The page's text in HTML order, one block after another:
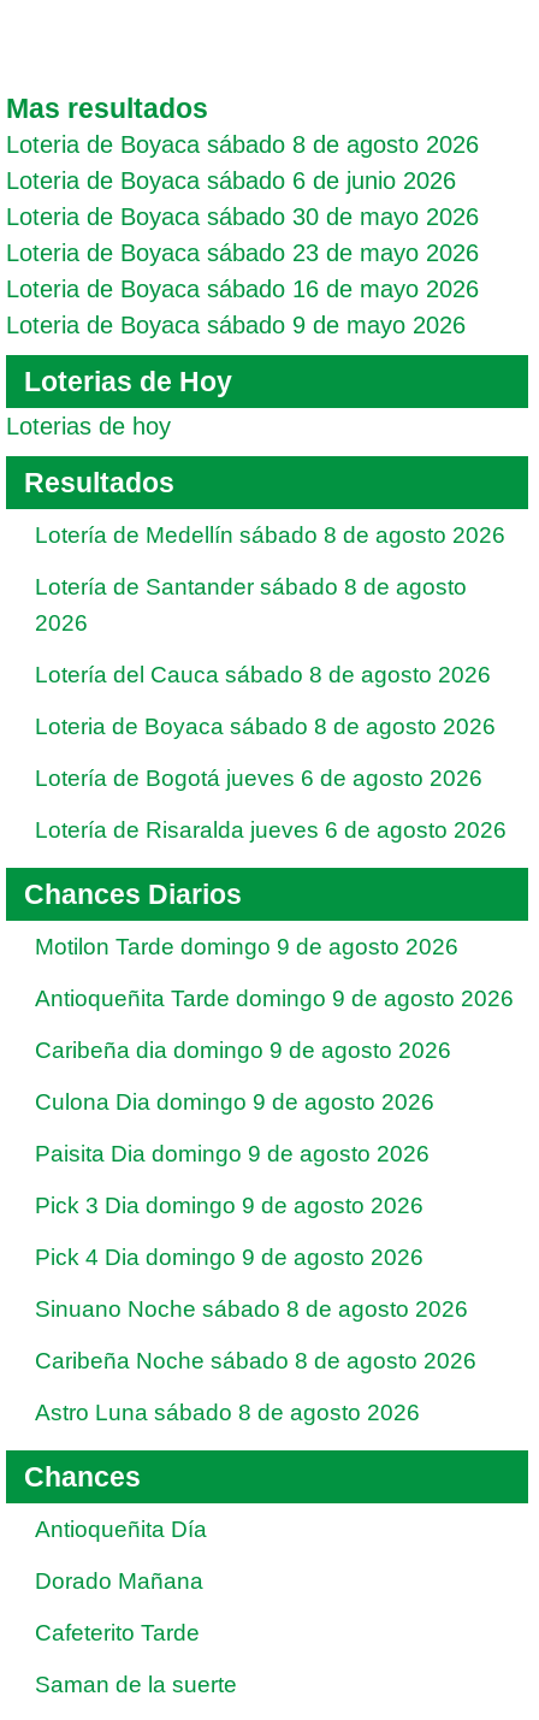
Mas resultados
Loteria de Boyaca sábado 8 de agosto 2026
Loteria de Boyaca sábado 6 de junio 2026
Loteria de Boyaca sábado 30 de mayo 2026
Loteria de Boyaca sábado 23 de mayo 2026
Loteria de Boyaca sábado 16 de mayo 2026
Loteria de Boyaca sábado 9 de mayo 2026
Loterias de Hoy
Loterias de hoy
Resultados
Lotería de Medellín sábado 8 de agosto 2026
Lotería de Santander sábado 8 de agosto
2026
Lotería del Cauca sábado 8 de agosto 2026
Loteria de Boyaca sábado 8 de agosto 2026
Lotería de Bogotá jueves 6 de agosto 2026
Lotería de Risaralda jueves 6 de agosto 2026
Chances Diarios
Motilon Tarde domingo 9 de agosto 2026
Antioqueñita Tarde domingo 9 de agosto 2026
Caribeña dia domingo 9 de agosto 2026
Culona Dia domingo 9 de agosto 2026
Paisita Dia domingo 9 de agosto 2026
Pick 3 Dia domingo 9 de agosto 2026
Pick 4 Dia domingo 9 de agosto 2026
Sinuano Noche sábado 8 de agosto 2026
Caribeña Noche sábado 8 de agosto 2026
Astro Luna sábado 8 de agosto 2026
Chances
Antioqueñita Día
Dorado Mañana
Cafeterito Tarde
Saman de la suerte